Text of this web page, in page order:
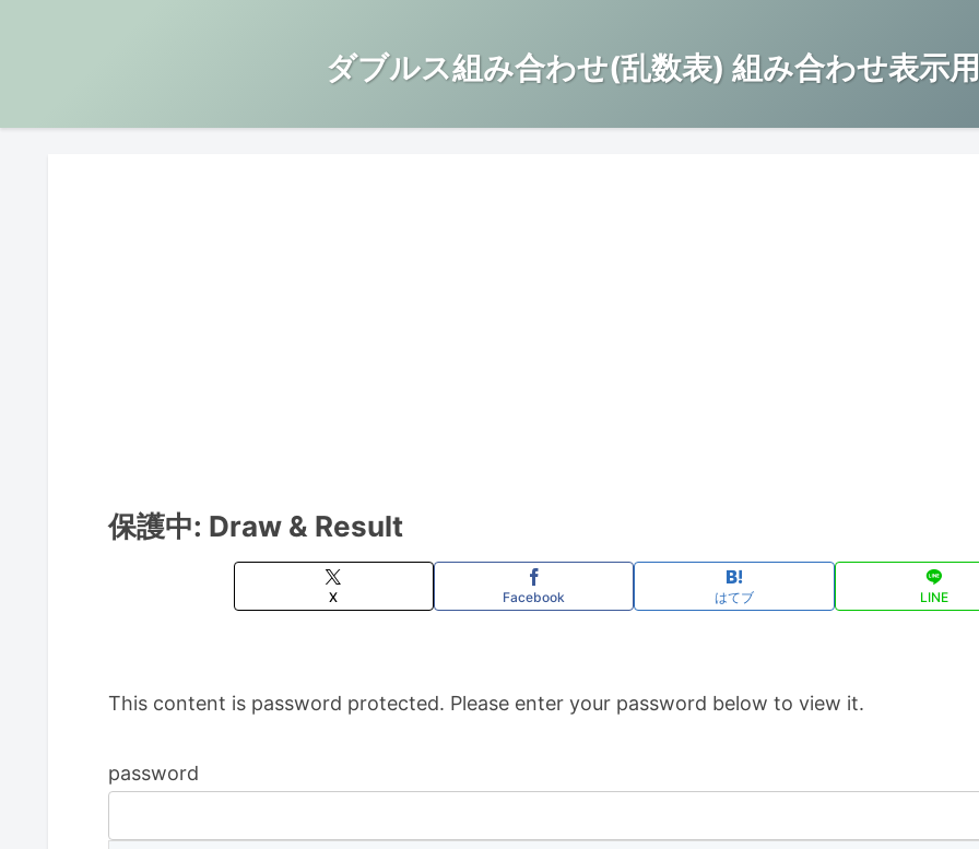
ダブルス組み合わせ(乱数表) 組み合わせ表示
保護中: Draw & Result
X Facebook はてブ LINE
This content is password protected. Please enter your password below to view it.
password